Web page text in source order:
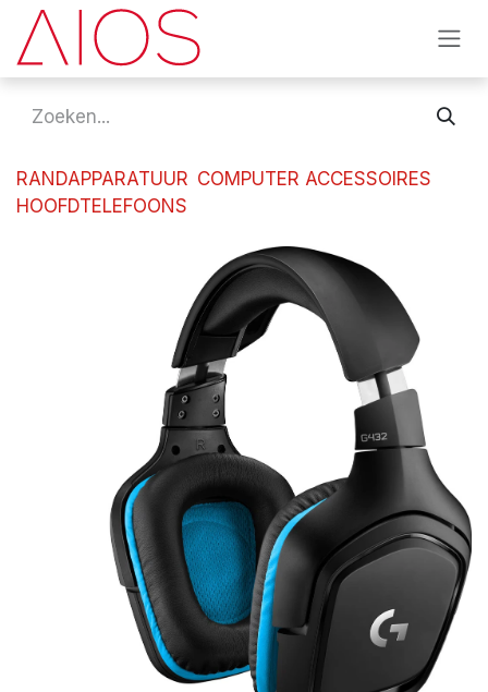
Overslaan naar inhoud
RANDAPPARATUUR COMPUTER ACCESSOIRES
HOOFDTELEFOONS